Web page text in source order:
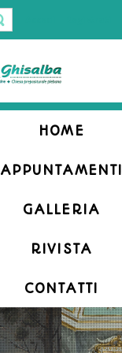
HOME
APPUNTAMENTI
GALLERIA
RIVISTA
CONTATTI